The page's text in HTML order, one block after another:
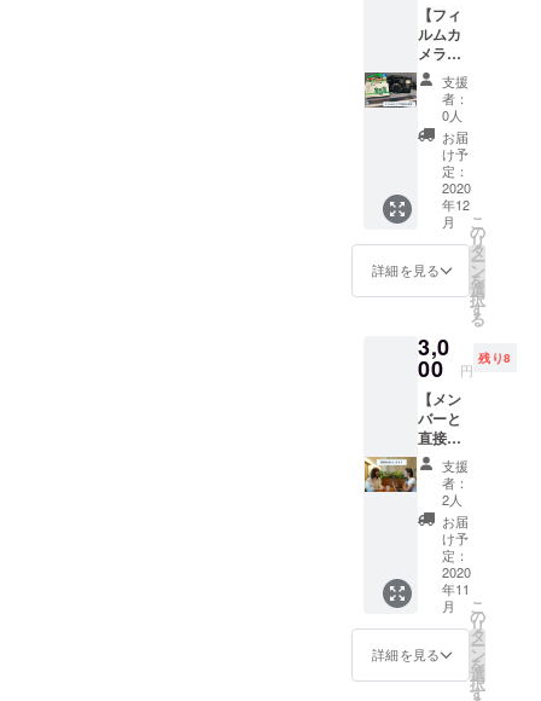
ただけ
ます。
※メイク
等は事
前にご
自身で
された
状態で
お越し
くださ
い。 ※
交通費
はご自
負担く
ださ
所（23
区
内）・
日時は
お申し
込み後
に調整
させて
いただ
きま
す。 ※
所用時
間は2時
間を予
定して
す。 ※
運営メ
ただく
場合
は、参
加人数
分のお
申し込
みをお
願いい
たしま
す。 ※
制服の
着用は
す。 ※
全ての
利用い
ただけ
ます。
※コスメ
やメイ
ク道具
はご用
意いた
しま
す。 ※
交通費
はご自
身でご
負担く
ださ
所用時
間は2時
価格で
す。
込み時
に備考
欄に
て、ご
希望の
内容を
お伝え
くださ
い。話
題に
あった
メン
バー1人
が担当
はメー
ルにて
調整い
たしま
す。11
月〜12
月の実
施を予
定して
おりま
す。
【フィ
ルムカ
メラ撮
影（撮
影プラ
ンお申
し込み
の方限
定）】
レトロ
でお
しゃれ
な写真
が欲し
い方に
オスス
内容＞
・卒ア
ル撮影
プラン
に追加
で、
フィル
ムカメ
ラでも
撮影い
たしま
す。 ・
現像し
た写真
を後日
郵送い
たしま
支援
者：
0人
お届
け予
定：
2020
年12
月
詳細を見る
こ
の
リ
タ
ー
ン
を
選
択
す
る
3,0
00 円
残り8
【メン
バーと
直接
あって
お話し
しませ
んか？
（1時
間）】
＜内容
＞ ・英
会話／
留学相
談／受
験相談
／コス
支援
者：
2人
お届
け予
定：
2020
年11
月
詳細を見る
こ
の
リ
タ
ー
ン
を
選
択
す